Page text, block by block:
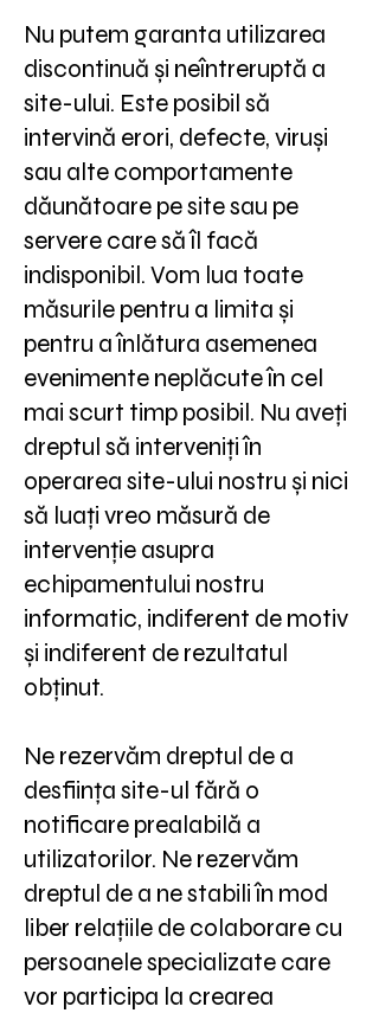
Nu putem garanta utilizarea
discontinuă și neîntreruptă a
site-ului. Este posibil să
intervină erori, defecte, viruși
sau alte comportamente
dăunătoare pe site sau pe
servere care să îl facă
indisponibil. Vom lua toate
măsurile pentru a limita și
pentru a înlătura asemenea
evenimente neplăcute în cel
mai scurt timp posibil. Nu aveți
dreptul să interveniți în
operarea site-ului nostru și nici
să luați vreo măsură de
intervenție asupra
echipamentului nostru
informatic, indiferent de motiv
și indiferent de rezultatul
obținut.
Ne rezervăm dreptul de a
desființa site-ul fără o
notificare prealabilă a
utilizatorilor. Ne rezervăm
dreptul de a ne stabili în mod
liber relațiile de colaborare cu
persoanele specializate care
vor participa la crearea